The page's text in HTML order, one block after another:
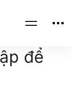
để